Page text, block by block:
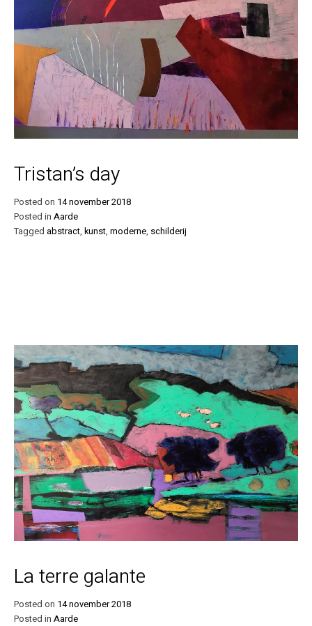
Tristan’s day
Posted on 14 november 2018
Posted in Aarde
Tagged abstract, kunst, moderne, schilderij
La terre galante
Posted on 14 november 2018
Posted in Aarde